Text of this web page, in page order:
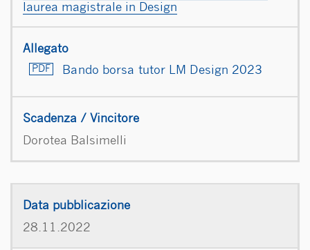
laurea magistrale in Design
Bando borsa tutor LM Design 2023
Dorotea Balsimelli
28.11.2022